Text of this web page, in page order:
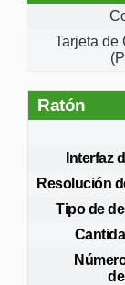
Tarjeta de
Ratón
Interfaz
Resolución
Tipo de